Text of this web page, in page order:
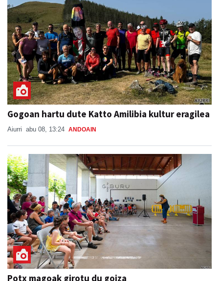
Gogoan hartu dute Katto Amilibia kultur eragilea
Aiurri abu 08, 13:24 ANDOAIN
Potx magoak girotu du goiza